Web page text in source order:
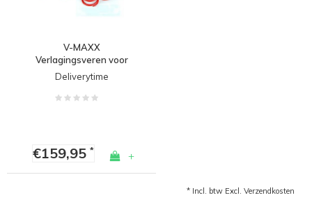
V-MAXX
Verlagingsveren voor
Volkswagen Golf 7 R /
7.5 R
Deliverytime
€159,95* +
* Incl. btw Excl. Verzendkosten